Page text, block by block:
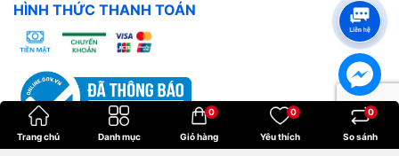
HÌNH THỨC THANH TOÁN
Trang chủ Danh mục Giỏ hàng
0
Yêu thích
0
So sánh
0